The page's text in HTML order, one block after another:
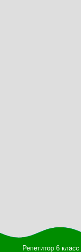
Репетитор 6 класс